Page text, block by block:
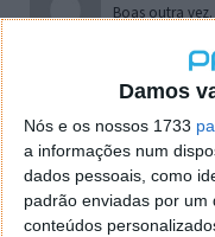
Damos
Nós e os nossos 1733
a informações num
dados pessoais, como
padrão enviadas por um
conteúdos
Boas outra
o firefox
de control
tentei apagar
firefox mas
agradecido,
Responder